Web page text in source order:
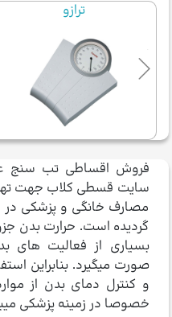
تب سنج
فروش اقساطی تب سنج
سایت قسطی کلاب جهت تهیه
مصارف خانگی و پزشکی در
گردیده است. حرارت بدن
بسیاری از فعالیت های
صورت می­گیرد. بنابراین
و کنترل دمای بدن از
خصوصا در زمینه پزشکی